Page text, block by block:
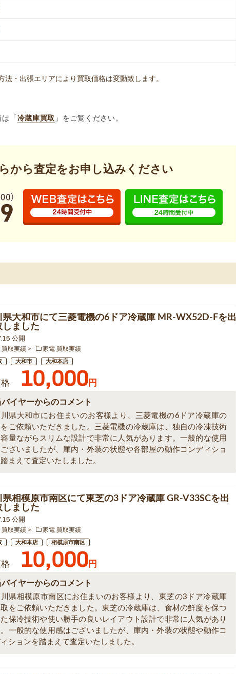
・出張エリアにより買取価格は変動致します。
「 冷蔵庫買取 」をご覧ください。
から査定をお申し込みください
県大和市にて三菱電機の6ドア冷蔵庫 MR-WX52D-Fを出
しました
公開
買取実績 家電 買取実績
大和市 大和本店
10,000円
イヤーからのコメント
県大和市にお住まいのお客様より、三菱電機の6ドア冷蔵庫の
ご依頼いただきました。三菱電機の冷蔵庫は、独自の冷凍技術
量ながらスリムな設計で非常に人気があります。一般的な使用
ざいましたが、庫内・外装の状態や各部屋の動作コンディショ
まえて査定いたしました。
県相模原市南区にて東芝の3ドア冷蔵庫 GR-V33SCを出
しました
公開
買取実績 家電 買取実績
大和本店 相模原市南区
10,000円
イヤーからのコメント
県相模原市南区にお住まいのお客様より、東芝の3ドア冷蔵庫
をご依頼いただきました。東芝の冷蔵庫は、食材の鮮度を保つ
保冷技術や使い勝手の良いレイアウト設計で非常に人気があり
。一般的な使用感はございましたが、庫内・外装の状態や動作コ
ションを踏まえて査定いたしました。